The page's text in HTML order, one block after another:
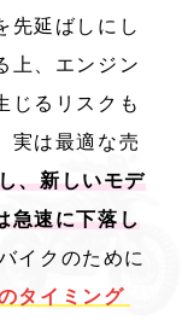
先延ばしにし
上、エンジン
じるリスクも
実は最適な売
、新しいモデ
急速に下落し
イクのために
タイミング